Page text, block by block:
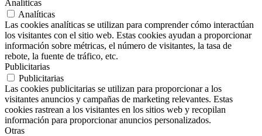
Analíticas
Analíticas
Las cookies analíticas se utilizan para comprender cómo interactúan
los visitantes con el sitio web. Estas cookies ayudan a proporcionar
información sobre métricas, el número de visitantes, la tasa de
rebote, la fuente de tráfico, etc.
Publicitarias
Publicitarias
Las cookies publicitarias se utilizan para proporcionar a los
visitantes anuncios y campañas de marketing relevantes. Estas
cookies rastrean a los visitantes en los sitios web y recopilan
información para proporcionar anuncios personalizados.
Otras